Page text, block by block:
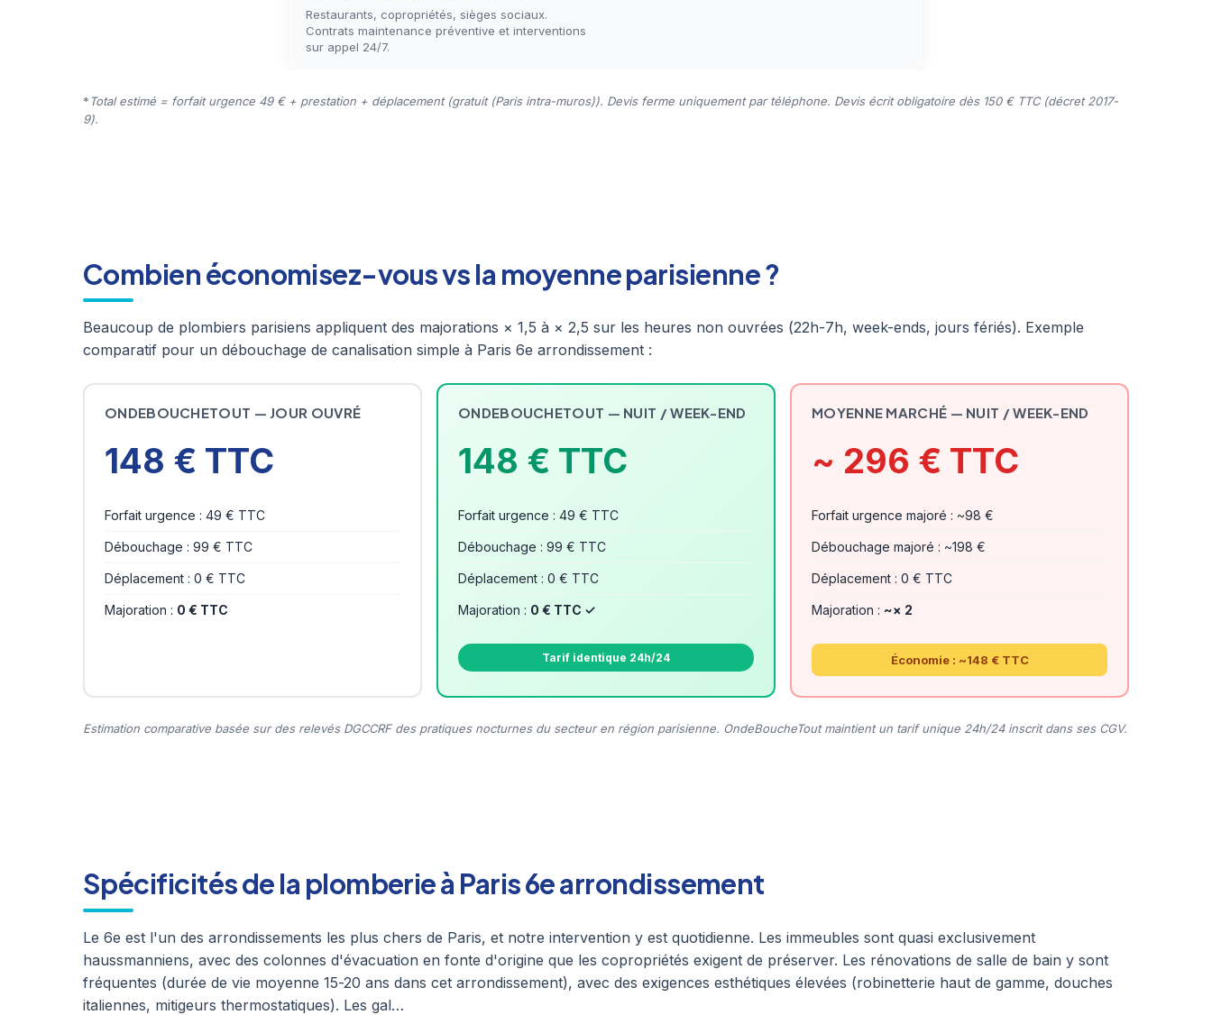
Restaurants, copropriétés, sièges sociaux.
Contrats maintenance préventive et interventions
sur appel 24/7.
* Total estimé = forfait urgence 49 € + prestation + déplacement (gratuit (Paris intra-muros)). Devis ferme uniquement par téléphone. Devis écrit obligatoire dès 150 € TTC (décret 2017-
9).
Combien économisez-vous vs la moyenne parisienne ?
Beaucoup de plombiers parisiens appliquent des majorations × 1,5 à × 2,5 sur les heures non ouvrées (22h-7h, week-ends, jours fériés). Exemple
comparatif pour un débouchage de canalisation simple à Paris 6e arrondissement :
ONDEBOUCHETOUT — JOUR OUVRÉ
148 € TTC
Forfait urgence : 49 € TTC
Débouchage : 99 € TTC
Déplacement : 0 € TTC
Majoration : 0 € TTC
ONDEBOUCHETOUT — NUIT / WEEK-END
148 € TTC
Forfait urgence : 49 € TTC
Débouchage : 99 € TTC
Déplacement : 0 € TTC
Majoration : 0 € TTC ✓
Tarif identique 24h/24
MOYENNE MARCHÉ — NUIT / WEEK-END
~ 296 € TTC
Forfait urgence majoré : ~98 €
Débouchage majoré : ~198 €
Déplacement : 0 € TTC
Majoration : ~× 2
Économie : ~148 € TTC
Estimation comparative basée sur des relevés DGCCRF des pratiques nocturnes du secteur en région parisienne. OndeBoucheTout maintient un tarif unique 24h/24 inscrit dans ses CGV.
Spécificités de la plomberie à Paris 6e arrondissement
Le 6e est l'un des arrondissements les plus chers de Paris, et notre intervention y est quotidienne. Les immeubles sont quasi exclusivement
haussmanniens, avec des colonnes d'évacuation en fonte d'origine que les copropriétés exigent de préserver. Les rénovations de salle de bain y sont
fréquentes (durée de vie moyenne 15-20 ans dans cet arrondissement), avec des exigences esthétiques élevées (robinetterie haut de gamme, douches
italiennes, mitigeurs thermostatiques). Les gal…